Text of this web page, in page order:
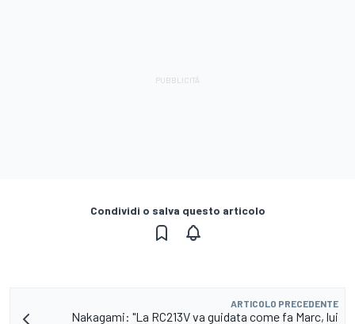
Condividi o salva questo articolo
ARTICOLO PRECEDENTE
Nakagami: "La RC213V va guidata come fa Marc, lui